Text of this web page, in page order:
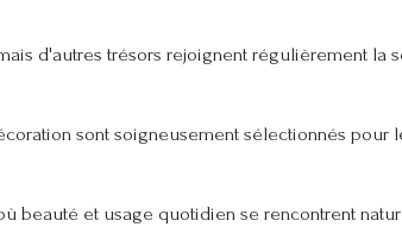
d'autres trésors rejoignent régulièrement la
sont soigneusement sélectionnés pour
beauté et usage quotidien se rencontrent